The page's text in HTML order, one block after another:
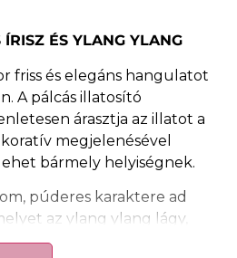
ÍRISZ ÉS YLANG YLANG
friss és elegáns hangulatot
A pálcás illatosító
árasztja az illatot a
megjelenésével
bármely helyiségnek.
púderes karaktere ad
az ylang ylang lágy,
harmonikussá. Az